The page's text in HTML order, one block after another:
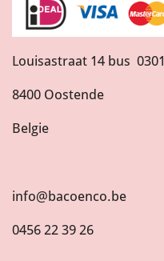
Louisastraat 14 bus 0301
8400 Oostende
Belgie
info@bacoenco.be
0456 22 39 26